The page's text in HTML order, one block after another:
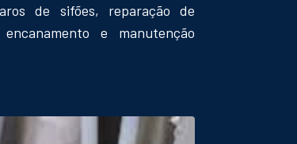
de sifões, reparação de
e manutenção